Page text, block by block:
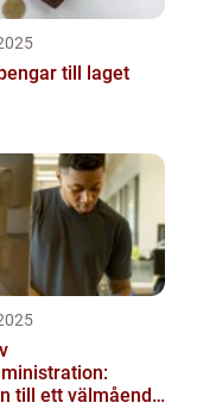
till laget
till ett välmående